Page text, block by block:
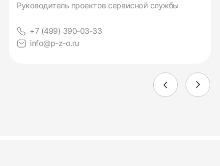
Руководитель проектов сервисной службы
+7 (499) 390-03-33
info@p-z-o.ru